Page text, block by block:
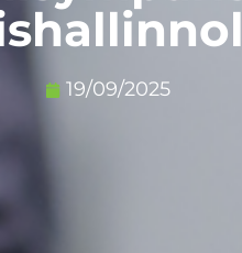
19/09/2025